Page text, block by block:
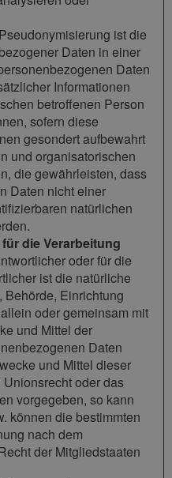
ist die
Daten in einer
Daten
Informationen
betroffenen Person
sofern diese
gesondert aufbewahrt
und organisatorischen
die gewährleisten, dass
Daten nicht einer
natürlichen
die Verarbeitung
oder für die
ist die natürliche
Einrichtung
oder gemeinsam mit
und Mittel der
Daten
und Mittel dieser
oder das
vorgegeben, so kann
können die bestimmten
nach dem
der Mitgliedstaaten